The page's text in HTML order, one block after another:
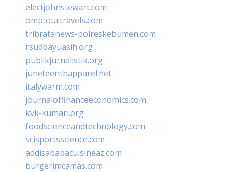
electjohnstewart.com
omptourtravels.com
tribratanews-polreskebumen.com
rsudbayuasih.org
publikjurnalistik.org
juneteenthapparel.net
italywarm.com
journaloffinanceeconomics.com
kvk-kumari.org
foodscienceandtechnology.com
scisportsscience.com
addisababacuisineaz.com
burgerimcamas.com